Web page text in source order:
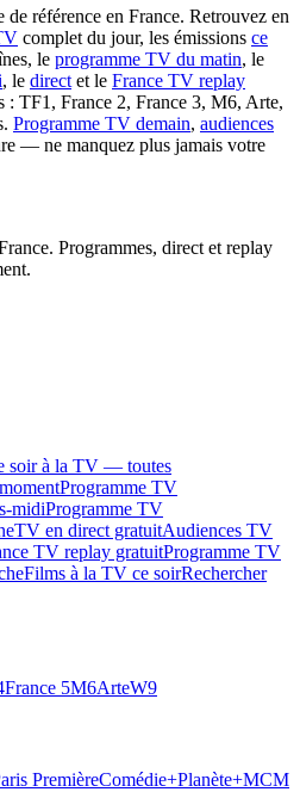
référence en France. Retrouvez en
complet du jour, les émissions ce
le programme TV du matin, le
, le direct et le France TV replay
: TF1, France 2, France 3, M6, Arte,
Programme TV demain, audiences
— ne manquez plus jamais votre
Programmes, direct et replay
soir à la TV — toutes
Programme TV
midiProgramme TV
TV en direct gratuitAudiences TV
TV replay gratuitProgramme TV
Films à la TV ce soirRechercher
France 5M6ArteW9
PremièreComédie+Planète+MCM